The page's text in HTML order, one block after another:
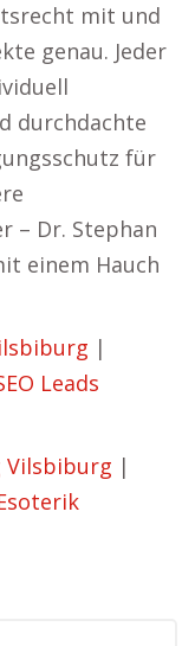
mit und
genau. Jeder
durchdachte
für
– Dr. Stephan
einem Hauch
|
Leads
Vilsbiburg |